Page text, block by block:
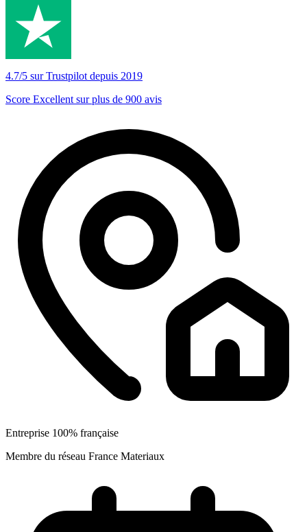
4.7/5 sur Trustpilot depuis 2019
Score Excellent sur plus de 900 avis
Entreprise 100% française
Membre du réseau France Materiaux